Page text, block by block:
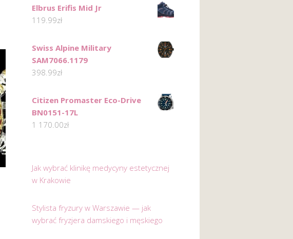
Elbrus Erifis Mid Jr
119.99zł
Swiss Alpine Military
SAM7066.1179
398.99zł
Citizen Promaster Eco-Drive
BN0151-17L
1 170.00zł
Jak wybrać klinikę medycyny estetycznej
w Krakowie
Stylista fryzury w Warszawie — jak
wybrać fryzjera damskiego i męskiego